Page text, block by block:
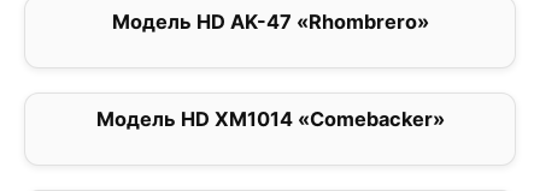
Модель HD AK-47 «Rhombrero»
Модель HD XM1014 «Comebacker»